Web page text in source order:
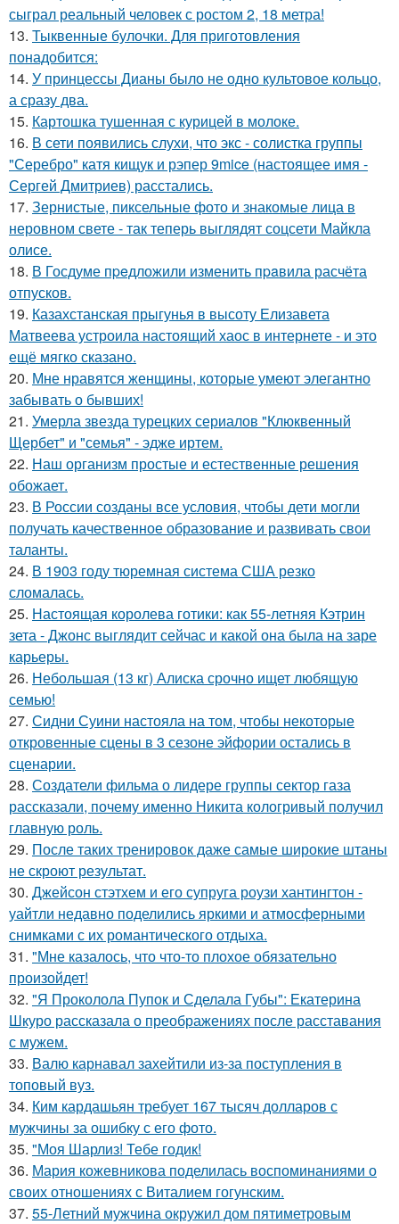
сыграл реальный человек с ростом 2, 18 метра!
13. Тыквенные булочки. Для приготовления
понадобится:
14. У принцессы Дианы было не одно культовое кольцо,
а сразу два.
15. Картошка тушенная с курицей в молоке.
16. В сети появились слухи, что экс - солистка группы
"Серебро" катя кищук и рэпер 9mice (настоящее имя -
Сергей Дмитриев) расстались.
17. Зернистые, пиксельные фото и знакомые лица в
неровном свете - так теперь выглядят соцсети Майкла
олисе.
18. В Госдуме пpeдложили изменить пpaвила расчёта
отпусков.
19. Казахстанская прыгунья в высоту Елизавета
Матвеева устроила настоящий хаос в интернете - и это
ещё мягко сказано.
20. Мне нравятся женщины, которые умеют элегантно
забывать о бывших!
21. Умерла звезда турецких сериалов "Клюквенный
Щербет" и "семья" - эдже иртем.
22. Наш организм простые и естественные решения
обожает.
23. В России созданы все условия, чтобы дети могли
получать качественное образование и развивать свои
таланты.
24. В 1903 году тюремная система США резко
сломалась.
25. Настоящая королева готики: как 55-летняя Кэтрин
зета - Джонс выглядит сейчас и какой она была на заре
карьеры.
26. Небольшая (13 кг) Алиска срочно ищет любящую
семью!
27. Сидни Суини настояла на том, чтобы некоторые
откровенные сцены в 3 сезоне эйфории остались в
сценарии.
28. Создатели фильма о лидере группы сектор газа
рассказали, почему именно Никита кологривый получил
главную роль.
29. После таких тренировок даже самые широкие штаны
не скроют результат.
30. Джейсон стэтхем и его супруга роузи хантингтон -
уайтли недавно поделились яркими и атмосферными
снимками с их романтического отдыха.
31. "Мне казалось, что что-то плохое обязательно
произойдет!
32. "Я Проколола Пупок и Сделала Губы": Екатерина
Шкуро рассказала о преображениях после расставания
с мужем.
33. Валю карнавал захейтили из-за поступления в
топовый вуз.
34. Ким кардашьян требует 167 тысяч долларов с
мужчины за ошибку с его фото.
35. "Моя Шарлиз! Тебе годик!
36. Мария кожевникова поделилась воспоминаниями о
своих отношениях с Виталием гогунским.
37. 55-Летний мужчина окружил дом пятиметровым